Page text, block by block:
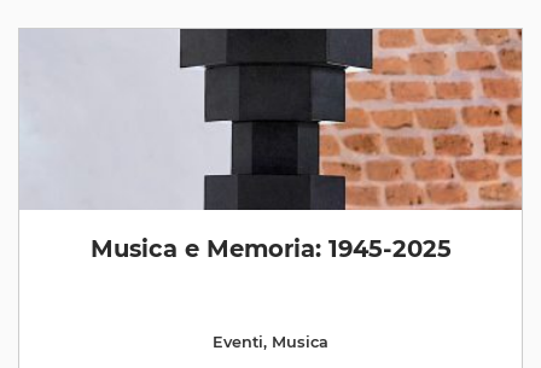
Musica e Memoria: 1945-2025
Eventi, Musica